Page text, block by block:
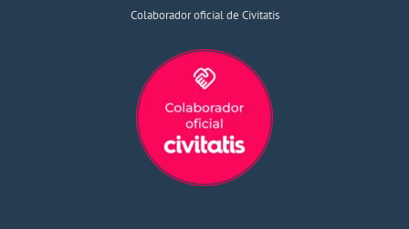
Colaborador oficial de Civitatis